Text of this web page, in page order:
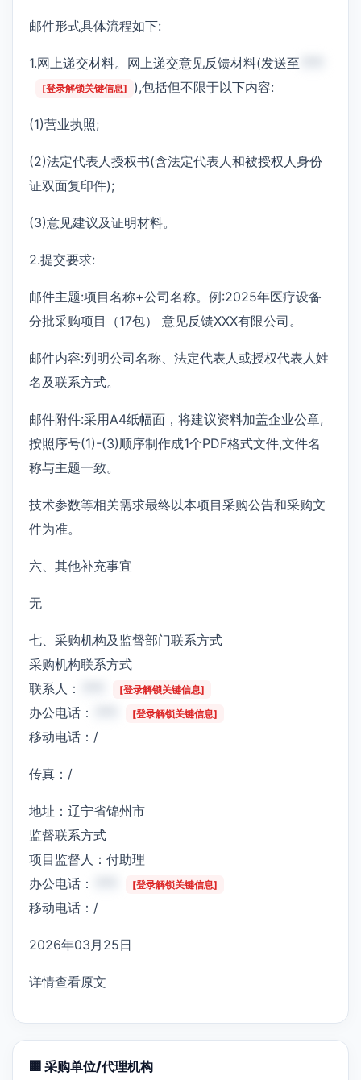
邮件形式具体流程如下:
1.网上递交材料。网上递交意见反馈材料(发送至
[登录解锁关键信息] ),包括但不限于以下内容:
(1)营业执照;
(2)法定代表人授权书(含法定代表人和被授权人身份
证双面复印件);
(3)意见建议及证明材料。
2.提交要求:
邮件主题:项目名称+公司名称。例:2025年医疗设备
分批采购项目（17包） 意见反馈XXX有限公司。
邮件内容:列明公司名称、法定代表人或授权代表人姓
名及联系方式。
邮件附件:采用A4纸幅面，将建议资料加盖企业公章,
按照序号(1)-(3)顺序制作成1个PDF格式文件,文件名
称与主题一致。
技术参数等相关需求最终以本项目采购公告和采购文
件为准。
六、其他补充事宜
无
七、采购机构及监督部门联系方式
采购机构联系方式
联系人：
[登录解锁关键信息]
办公电话： [登录解锁关键信息]
移动电话：/
传真：/
地址：辽宁省锦州市
监督联系方式
项目监督人：付助理
办公电话：
[登录解锁关键信息]
移动电话：/
2026年03月25日
详情查看原文
🏢 采购单位/代理机构